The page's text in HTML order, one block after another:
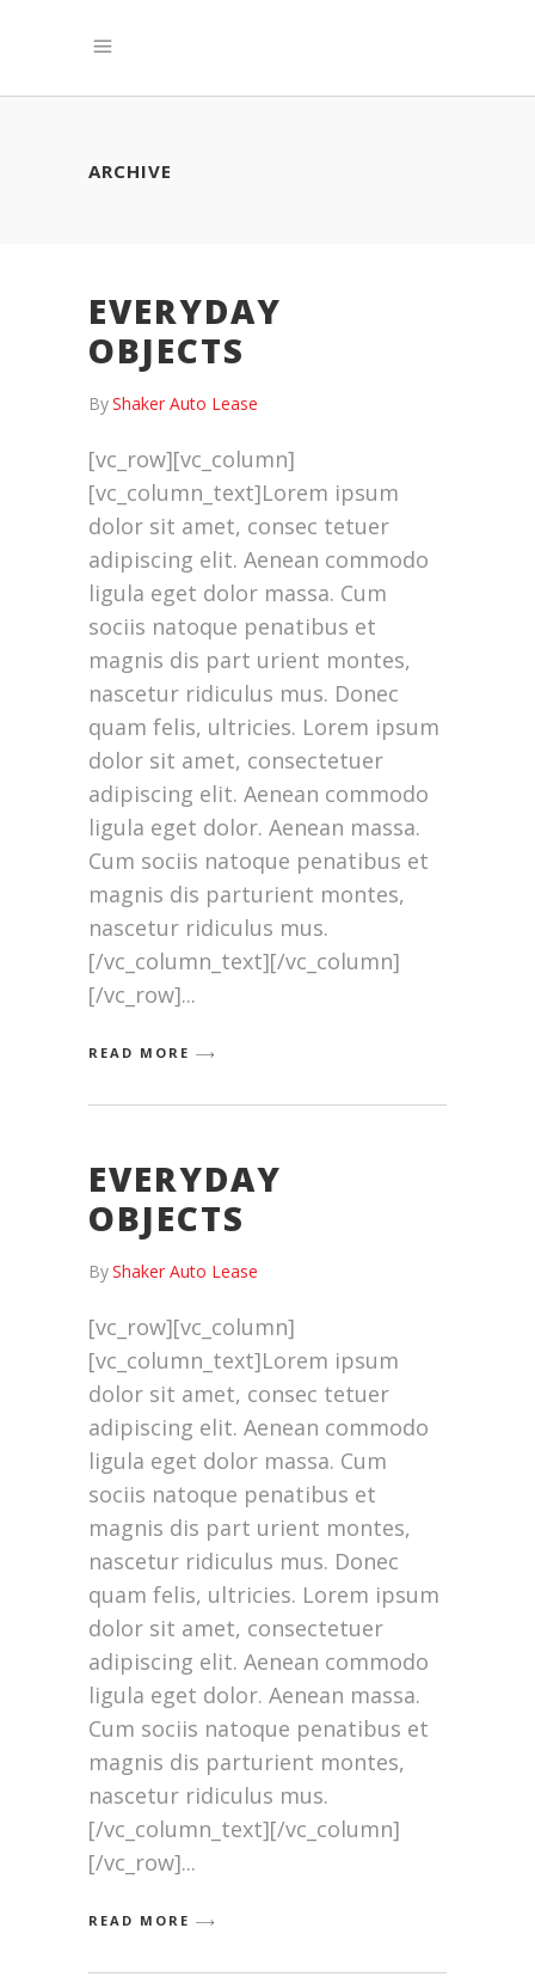
ARCHIVE
EVERYDAY
OBJECTS
ByShaker Auto Lease
[vc_row][vc_column]
[vc_column_text]Lorem ipsum
dolor sit amet, consec tetuer
adipiscing elit. Aenean commodo
ligula eget dolor massa. Cum
sociis natoque penatibus et
magnis dis part urient montes,
nascetur ridiculus mus. Donec
quam felis, ultricies. Lorem ipsum
dolor sit amet, consectetuer
adipiscing elit. Aenean commodo
ligula eget dolor. Aenean massa.
Cum sociis natoque penatibus et
magnis dis parturient montes,
nascetur ridiculus mus.
[/vc_column_text][/vc_column]
[/vc_row]
READ MORE
EVERYDAY
OBJECTS
ByShaker Auto Lease
[vc_row][vc_column]
[vc_column_text]Lorem ipsum
dolor sit amet, consec tetuer
adipiscing elit. Aenean commodo
ligula eget dolor massa. Cum
sociis natoque penatibus et
magnis dis part urient montes,
nascetur ridiculus mus. Donec
quam felis, ultricies. Lorem ipsum
dolor sit amet, consectetuer
adipiscing elit. Aenean commodo
ligula eget dolor. Aenean massa.
Cum sociis natoque penatibus et
magnis dis parturient montes,
nascetur ridiculus mus.
[/vc_column_text][/vc_column]
[/vc_row]
READ MORE